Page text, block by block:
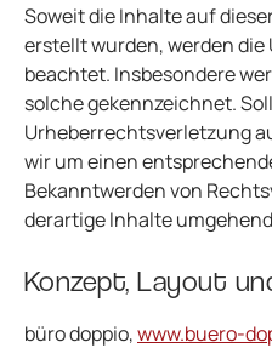
Soweit die Inhalte auf
erstellt wurden, werden
beachtet. Insbesondere
solche gekennzeichnet.
Urheberrechtsverletzung
wir um einen
Bekanntwerden von
derartige Inhalte
Konzept, Layout
büro doppio,www.buero-